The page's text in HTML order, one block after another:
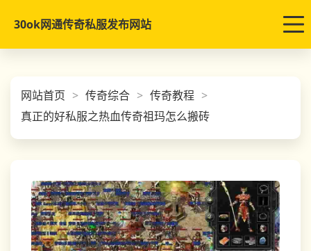
30ok网通传奇私服发布网站
网站首页 传奇综合
传奇教程
真正的好私服之热血传奇祖玛怎么搬砖